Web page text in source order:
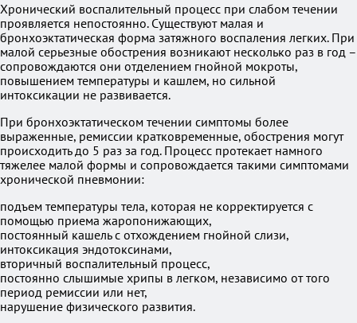
Хронический воспалительный процесс при слабом течении
проявляется непостоянно. Существуют малая и
бронхоэктатическая форма затяжного воспаления легких. При
малой серьезные обострения возникают несколько раз в год –
сопровождаются они отделением гнойной мокроты,
повышением температуры и кашлем, но сильной
интоксикации не развивается.
При бронхоэктатическом течении симптомы более
выраженные, ремиссии кратковременные, обострения могут
происходить до 5 раз за год. Процесс протекает намного
тяжелее малой формы и сопровождается такими симптомами
хронической пневмонии:
подъем температуры тела, которая не корректируется с
помощью приема жаропонижающих,
постоянный кашель с отхождением гнойной слизи,
интоксикация эндотоксинами,
вторичный воспалительный процесс,
постоянно слышимые хрипы в легком, независимо от того
период ремиссии или нет,
нарушение физического развития.